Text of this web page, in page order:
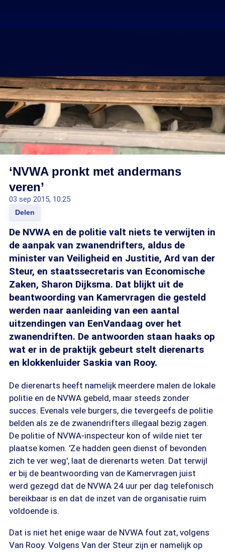
‘NVWA pronkt met andermans
veren’
03 sep 2015, 10:25
Delen
De NVWA en de politie valt niets te verwijten in
de aanpak van zwanendrifters, aldus de
minister van Veiligheid en Justitie, Ard van der
Steur, en staatssecretaris van Economische
Zaken, Sharon Dijksma. Dat blijkt uit de
beantwoording van Kamervragen die gesteld
werden naar aanleiding van een aantal
uitzendingen van EenVandaag over het
zwanendriften. De antwoorden staan haaks op
wat er in de praktijk gebeurt stelt dierenarts
en klokkenluider Saskia van Rooy.
De dierenarts heeft namelijk meerdere malen de lokale
politie en de NVWA gebeld, maar steeds zonder
succes. Evenals vele burgers, die tevergeefs de politie
belden als ze de zwanendrifters illegaal bezig zagen.
De politie of NVWA-inspecteur kon of wilde niet ter
plaatse komen. 'Ze hadden geen dienst of bevonden
zich te ver weg', laat de dierenarts weten. Dat terwijl
er bij de beantwoording van de Kamervragen juist
werd gezegd dat de NVWA 24 uur per dag telefonisch
bereikbaar is en dat de inzet van de organisatie ruim
voldoende is.
Dat is niet het enige waar de NVWA fout zat, volgens
Van Rooy. Volgens Van der Steur zijn er namelijk op